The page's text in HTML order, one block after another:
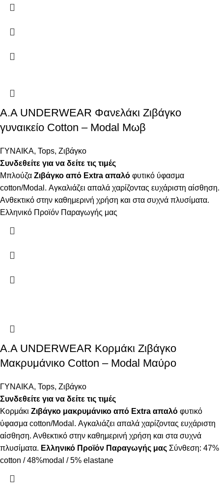
Α.A UNDERWEAR Φανελάκι Ζιβάγκο
γυναικείο Cotton – Modal Μωβ
ΓΥΝΑΙΚΑ, Tops, Ζιβάγκο
Συνδεθείτε για να δείτε τις τιμές
Μπλούζα Ζιβάγκο από Extra απαλό φυτικό ύφασμα
cotton/Modal. Αγκαλιάζει απαλά χαρίζοντας ευχάριστη αίσθηση.
Ανθεκτικό στην καθημερινή χρήση και στα συχνά πλυσίματα.
Ελληνικό Προϊόν Παραγωγής μας
A.A UNDERWEAR Κορμάκι Ζιβάγκο
Μακρυμάνικο Cotton – Modal Μαύρο
ΓΥΝΑΙΚΑ, Tops, Ζιβάγκο
Συνδεθείτε για να δείτε τις τιμές
Κορμάκι Ζιβάγκο μακρυμάνικο από Extra απαλό φυτικό
ύφασμα cotton/Modal. Αγκαλιάζει απαλά χαρίζοντας ευχάριστη
αίσθηση. Ανθεκτικό στην καθημερινή χρήση και στα συχνά
πλυσίματα. Ελληνικό Προϊόν Παραγωγής μας Σύνθεση: 47%
cotton / 48%modal / 5% elastane